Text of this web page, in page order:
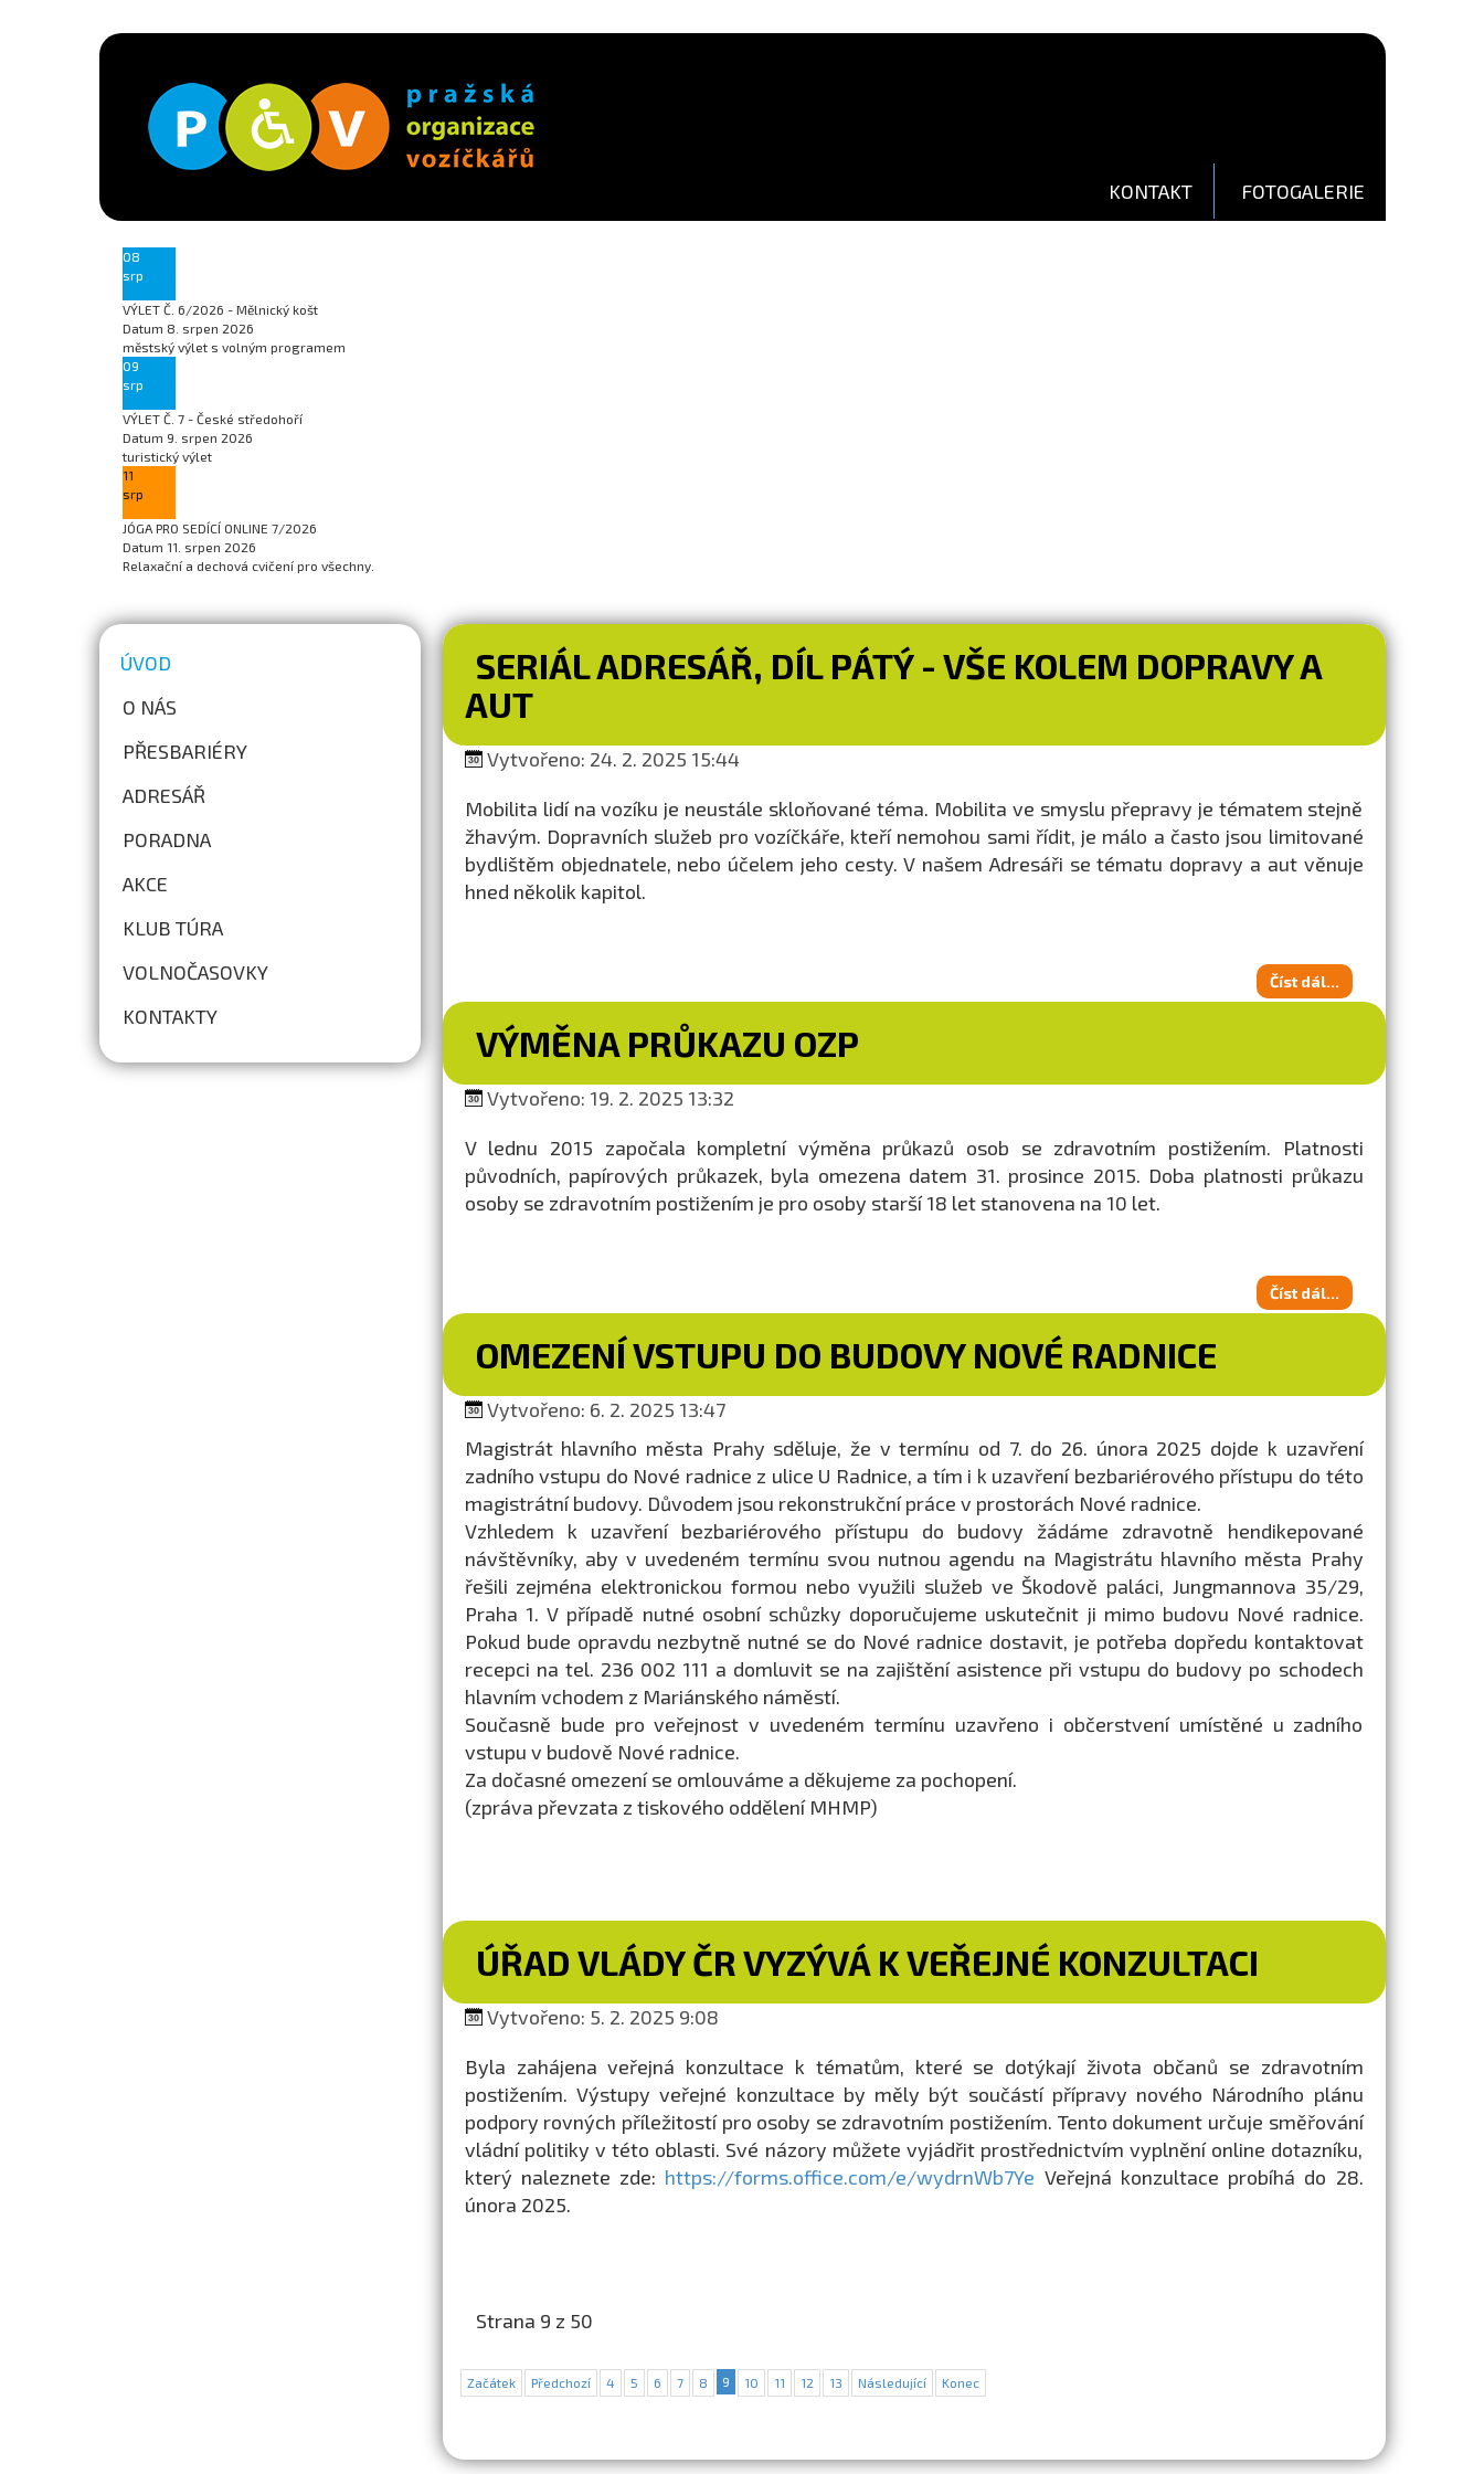
KONTAKT FOTOGALERIE
08
srp
VÝLET Č. 6/2026 - Mělnický košt
Datum 8. srpen 2026
městský výlet s volným programem
09
srp
VÝLET Č. 7 - České středohoří
Datum 9. srpen 2026
turistický výlet
11
srp
JÓGA PRO SEDÍCÍ ONLINE 7/2026
Datum 11. srpen 2026
Relaxační a dechová cvičení pro všechny.
ÚVOD
O NÁS
PŘESBARIÉRY
ADRESÁŘ
PORADNA
AKCE
KLUB TÚRA
VOLNOČASOVKY
KONTAKTY
SERIÁL ADRESÁŘ, DÍL PÁTÝ - VŠE KOLEM DOPRAVY A
AUT
Vytvořeno: 24. 2. 2025 15:44
Mobilita lidí na vozíku je neustále skloňované téma. Mobilita ve smyslu přepravy je tématem stejně
žhavým. Dopravních služeb pro vozíčkáře, kteří nemohou sami řídit, je málo a často jsou limitované
bydlištěm objednatele, nebo účelem jeho cesty. V našem Adresáři se tématu dopravy a aut věnuje
hned několik kapitol.
Číst dál...
VÝMĚNA PRŮKAZU OZP
Vytvořeno: 19. 2. 2025 13:32
V lednu 2015 započala kompletní výměna průkazů osob se zdravotním postižením. Platnosti
původních, papírových průkazek, byla omezena datem 31. prosince 2015. Doba platnosti průkazu
osoby se zdravotním postižením je pro osoby starší 18 let stanovena na 10 let.
Číst dál...
OMEZENÍ VSTUPU DO BUDOVY NOVÉ RADNICE
Vytvořeno: 6. 2. 2025 13:47
Magistrát hlavního města Prahy sděluje, že v termínu od 7. do 26. února 2025 dojde k uzavření
zadního vstupu do Nové radnice z ulice U Radnice, a tím i k uzavření bezbariérového přístupu do této
magistrátní budovy. Důvodem jsou rekonstrukční práce v prostorách Nové radnice.
Vzhledem k uzavření bezbariérového přístupu do budovy žádáme zdravotně hendikepované
návštěvníky, aby v uvedeném termínu svou nutnou agendu na Magistrátu hlavního města Prahy
řešili zejména elektronickou formou nebo využili služeb ve Škodově paláci, Jungmannova 35/29,
Praha 1. V případě nutné osobní schůzky doporučujeme uskutečnit ji mimo budovu Nové radnice.
Pokud bude opravdu nezbytně nutné se do Nové radnice dostavit, je potřeba dopředu kontaktovat
recepci na tel. 236 002 111 a domluvit se na zajištění asistence při vstupu do budovy po schodech
hlavním vchodem z Mariánského náměstí.
Současně bude pro veřejnost v uvedeném termínu uzavřeno i občerstvení umístěné u zadního
vstupu v budově Nové radnice.
Za dočasné omezení se omlouváme a děkujeme za pochopení.
(zpráva převzata z tiskového oddělení MHMP)
ÚŘAD VLÁDY ČR VYZÝVÁ K VEŘEJNÉ KONZULTACI
Vytvořeno: 5. 2. 2025 9:08
Byla zahájena veřejná konzultace k tématům, které se dotýkají života občanů se zdravotním
postižením. Výstupy veřejné konzultace by měly být součástí přípravy nového Národního plánu
podpory rovných příležitostí pro osoby se zdravotním postižením. Tento dokument určuje směřování
vládní politiky v této oblasti. Své názory můžete vyjádřit prostřednictvím vyplnění online dotazníku,
který naleznete zde: https://forms.office.com/e/wydrnWb7Ye Veřejná konzultace probíhá do 28.
února 2025.
Strana 9 z 50
Začátek Předchozí 4 5 6 7 8 9 10 11 12 13 Následující Konec